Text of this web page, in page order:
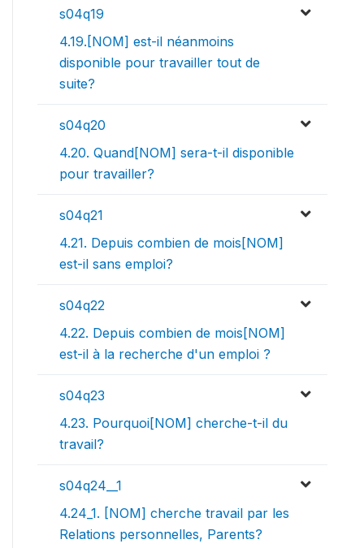
s04q19
4.19.[NOM] est-il néanmoins
disponible pour travailler tout de
suite?
s04q20
4.20. Quand[NOM] sera-t-il disponible
pour travailler?
s04q21
4.21. Depuis combien de mois[NOM]
est-il sans emploi?
s04q22
4.22. Depuis combien de mois[NOM]
est-il à la recherche d'un emploi ?
s04q23
4.23. Pourquoi[NOM] cherche-t-il du
travail?
s04q24__1
4.24_1. [NOM] cherche travail par les
Relations personnelles, Parents?